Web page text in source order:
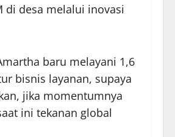
di desa melalui inovasi
baru melayani 1,6
bisnis layanan, supaya
jika momentumnya
ini tekanan global